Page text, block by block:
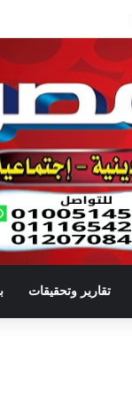
تقارير وتحقيقات